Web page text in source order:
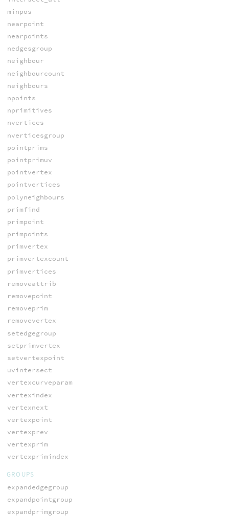
minpos
nearpoint
nearpoints
nedgesgroup
neighbour
neighbourcount
neighbours
npoints
nprimitives
nvertices
nverticesgroup
pointprims
pointprimuv
pointvertex
pointvertices
polyneighbours
primfind
primpoint
primpoints
primvertex
primvertexcount
primvertices
removeattrib
removepoint
removeprim
removevertex
setedgegroup
setprimvertex
setvertexpoint
uvintersect
vertexcurveparam
vertexindex
vertexnext
vertexpoint
vertexprev
vertexprim
vertexprimindex
GROUPS
expandedgegroup
expandpointgroup
expandprimgroup